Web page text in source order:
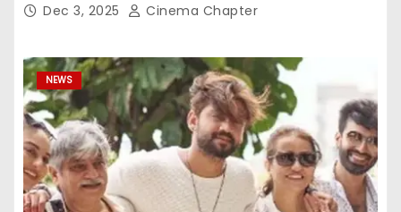
Dec 3, 2025 Cinema Chapter
NEWS